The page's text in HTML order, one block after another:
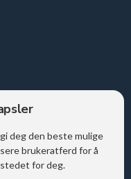
deg den beste mulige
brukeratferd for å
for deg.